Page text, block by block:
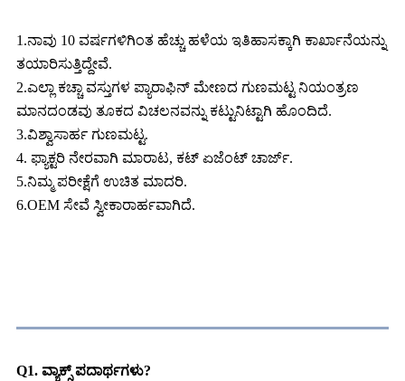
1.ನಾವು 10 ವರ್ಷಗಳಿಗಿಂತ ಹೆಚ್ಚು ಹಳೆಯ ಇತಿಹಾಸಕ್ಕಾಗಿ ಕಾರ್ಖಾನೆಯನ್ನು
ತಯಾರಿಸುತ್ತಿದ್ದೇವೆ.
2.ಎಲ್ಲಾ ಕಚ್ಚಾ ವಸ್ತುಗಳ ಪ್ಯಾರಾಫಿನ್ ಮೇಣದ ಗುಣಮಟ್ಟ ನಿಯಂತ್ರಣ
ಮಾನದಂಡವು ತೂಕದ ವಿಚಲನವನ್ನು ಕಟ್ಟುನಿಟ್ಟಾಗಿ ಹೊಂದಿದೆ.
3.ವಿಶ್ವಾಸಾರ್ಹ ಗುಣಮಟ್ಟ.
4. ಫ್ಯಾಕ್ಟರಿ ನೇರವಾಗಿ ಮಾರಾಟ, ಕಟ್ ಏಜೆಂಟ್ ಚಾರ್ಜ್.
5.ನಿಮ್ಮ ಪರೀಕ್ಷೆಗೆ ಉಚಿತ ಮಾದರಿ.
6.OEM ಸೇವೆ ಸ್ವೀಕಾರಾರ್ಹವಾಗಿದೆ.
Q1. ವ್ಯಾಕ್ಸ್ ಪದಾರ್ಥಗಳು?